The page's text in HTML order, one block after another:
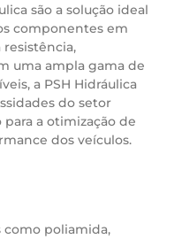
são a solução ideal
componentes em
uma ampla gama de
a PSH Hidráulica
do setor
a otimização de
dos veículos.
como poliamida,